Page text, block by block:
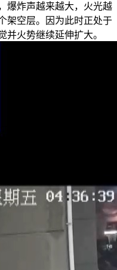
爆炸声越来越大，火光越
架空层。因为此时正处于
并火势继续延伸扩大。